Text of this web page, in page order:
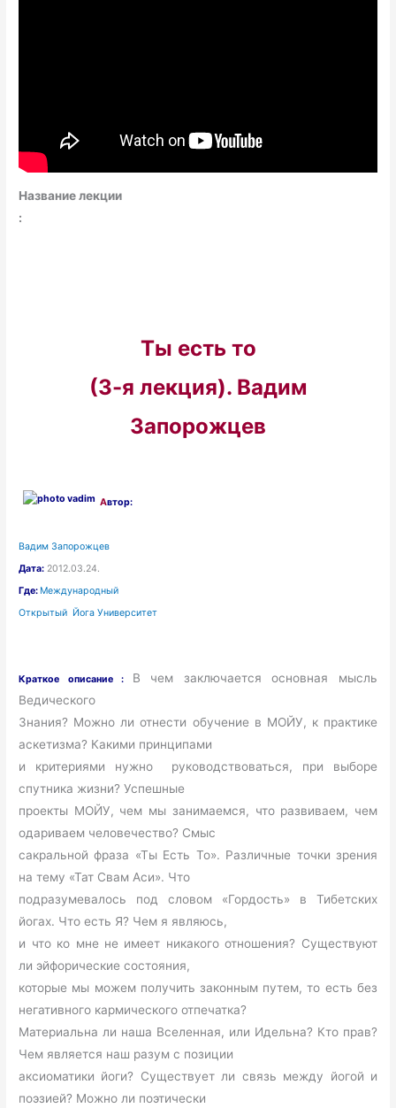
Название лекции
:
Ты есть то
(3-я лекция). Вадим
Запорожцев
Автор:
Вадим Запорожцев
Дата: 2012.03.24.
Где: Международный
Открытый Йога Университет
Краткое описание : В чем заключается основная мысль
Ведического
Знания? Можно ли отнести обучение в МОЙУ, к практике
аскетизма? Какими принципами
и критериями нужно руководствоваться, при выборе
спутника жизни? Успешные
проекты МОЙУ, чем мы занимаемся, что развиваем, чем
одариваем человечество? Смыс
сакральной фраза «Ты Есть То». Различные точки зрения
на тему «Тат Свам Аси». Что
подразумевалось под словом «Гордость» в Тибетских
йогах. Что есть Я? Чем я являюсь,
и что ко мне не имеет никакого отношения? Существуют
ли эйфорические состояния,
которые мы можем получить законным путем, то есть без
негативного кармического отпечатка?
Материальна ли наша Вселенная, или Идельна? Кто прав?
Чем является наш разум с позиции
аксиоматики йоги? Существует ли связь между йогой и
поэзией? Можно ли поэтически